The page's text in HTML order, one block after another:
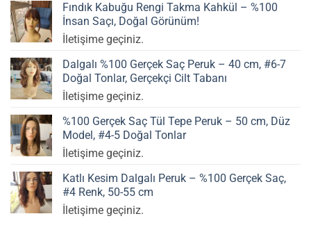
Fındık Kabuğu Rengi Takma Kahkül – %100
İnsan Saçı, Doğal Görünüm!
İletişime geçiniz.
Dalgalı %100 Gerçek Saç Peruk – 40 cm, #6-7
Doğal Tonlar, Gerçekçi Cilt Tabanı
İletişime geçiniz.
%100 Gerçek Saç Tül Tepe Peruk – 50 cm, Düz
Model, #4-5 Doğal Tonlar
İletişime geçiniz.
Katlı Kesim Dalgalı Peruk – %100 Gerçek Saç,
#4 Renk, 50-55 cm
İletişime geçiniz.